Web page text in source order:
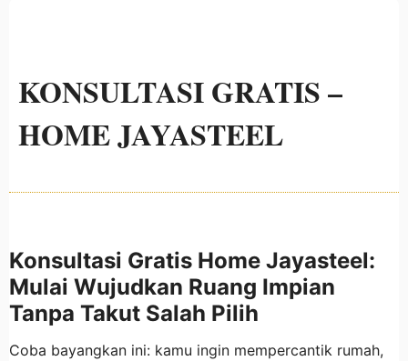
KONSULTASI GRATIS –
HOME JAYASTEEL
Konsultasi Gratis Home Jayasteel:
Mulai Wujudkan Ruang Impian
Tanpa Takut Salah Pilih
Coba bayangkan ini: kamu ingin mempercantik rumah,